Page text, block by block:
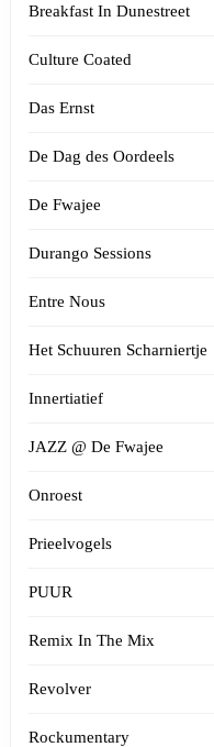
Breakfast In Dunestreet
Culture Coated
Das Ernst
De Dag des Oordeels
De Fwajee
Durango Sessions
Entre Nous
Het Schuuren Scharniertje
Innertiatief
JAZZ @ De Fwajee
Onroest
Prieelvogels
PUUR
Remix In The Mix
Revolver
Rockumentary